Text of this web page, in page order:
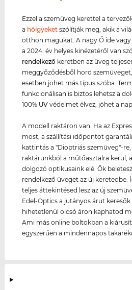
Ezzel a szemüveg kerettel a
a hölgyeket szólítják meg, akik a
otthon magukat. A nagy Ő ide
a 2024. év helyes kinézetéről van
rendelkező keretben az üveg
meggyőződésből hord
esetben jöhet más típus szóba.
funkcionálisan is biztos lehetsz a
100% UV védelmet élvez, jöhet a
A modell raktáron van. Ha az
most, a szállítási időpontot
kattintás a "Dioptriás szemüveg"-re,
raktárunkból a műtőasztalra kerül,
dolgozó optikusaink elé. Ők
rendelkező üveget az új keretedbe.
teljes áttekintésed lesz az új
Edel-Optics a jutányos árut keresők
hihetetlenül olcsó áron kaphatod
Ami más online boltokban a
egyszerűen a mindennapos